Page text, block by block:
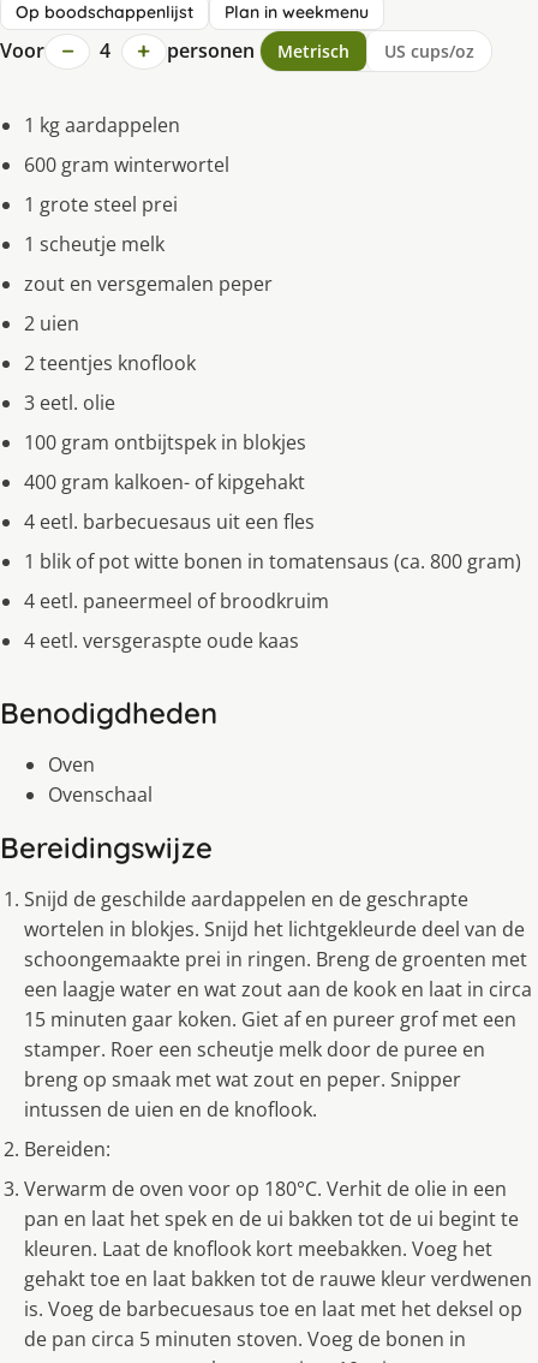
Op boodschappenlijst Plan in weekmenu
Voor − 4 + personen Metrisch US cups/oz
1 kg aardappelen
600 gram winterwortel
1 grote steel prei
1 scheutje melk
zout en versgemalen peper
2 uien
2 teentjes knoflook
3 eetl. olie
100 gram ontbijtspek in blokjes
400 gram kalkoen- of kipgehakt
4 eetl. barbecuesaus uit een fles
1 blik of pot witte bonen in tomatensaus (ca. 800 gram)
4 eetl. paneermeel of broodkruim
4 eetl. versgeraspte oude kaas
Benodigdheden
Oven
Ovenschaal
Bereidingswijze
Snijd de geschilde aardappelen en de geschrapte
wortelen in blokjes. Snijd het lichtgekleurde deel van de
schoongemaakte prei in ringen. Breng de groenten met
een laagje water en wat zout aan de kook en laat in circa
15 minuten gaar koken. Giet af en pureer grof met een
stamper. Roer een scheutje melk door de puree en
breng op smaak met wat zout en peper. Snipper
intussen de uien en de knoflook.
Bereiden:
Verwarm de oven voor op 180°C. Verhit de olie in een
pan en laat het spek en de ui bakken tot de ui begint te
kleuren. Laat de knoflook kort meebakken. Voeg het
gehakt toe en laat bakken tot de rauwe kleur verdwenen
is. Voeg de barbecuesaus toe en laat met het deksel op
de pan circa 5 minuten stoven. Voeg de bonen in